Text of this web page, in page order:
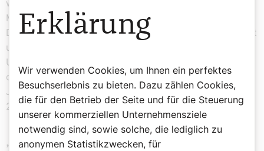
werden darf, sondern die sozialen Vollzüge des
Menschen zu dem gehören, was Kirche angehen sollte.
Diese Vollzüge jedoch ändern sich. Das hat man erkannt
und mit „Sozialwort 10+“ und „Sozialwort 20+“ zwei
Updates versucht. Es zeugt vom Zustand der
christlichen Kirchen, dass das Resultat zum 10-Jahres-
Jubiläum nur eine schmale Broschüre war – und das
2023er-Update-Projekt bis heute unabgeschlossen ist.
„Bleibend aktuell“ bis zum "Anfang
Erklärung
Wir verwenden Cookies, um Ihnen ein perfektes
Besuchserlebnis zu bieten. Dazu zählen Cookies,
die für den Betrieb der Seite und für die Steuerung
unserer kommerziellen Unternehmensziele
notwendig sind, sowie solche, die lediglich zu
anonymen Statistikzwecken, für